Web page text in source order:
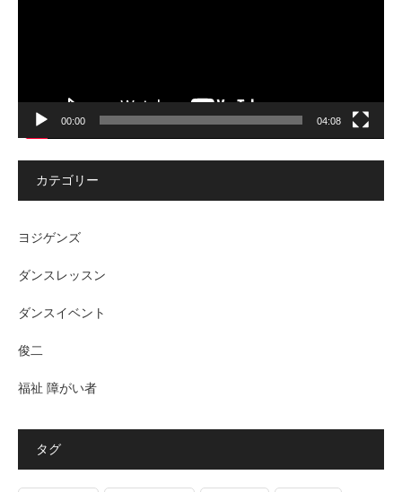
00:00 04:08
カテゴリー
ヨジゲンズ
ダンスレッスン
ダンスイベント
俊二
福祉 障がい者
タグ